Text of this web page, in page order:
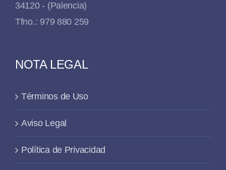
34120 - (Palencia)
Tfno.: 979 880 259
NOTA LEGAL
Términos de Uso
Aviso Legal
Política de Privacidad